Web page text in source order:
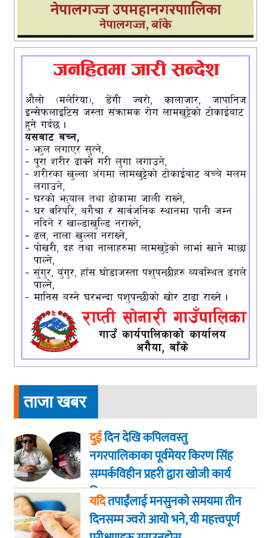
ताजा खबर
दुईदिन देखि कपिलवस्तु
नगरपालिकाका पूर्वमेयर किरण सिंह
सम्पर्कविहीन प्रहरी द्वारा खाेजी कार्य
तिब्रता
यदितपाईंलाई मनसुनको समयमा तीन
दिनसम्म ज्वरो आयो भने, यी महत्त्वपूर्ण